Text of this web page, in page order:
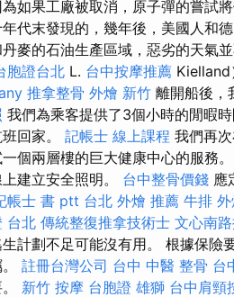
如果工廠被取消，原子彈的嘗試將
代末發現的，幾年後，美國人和
麥的石油生產區域，惡劣的天氣並
胞證台北 L. 台中按摩推薦 Kielland
推拿整骨 外燴 新竹 離開船後，
我們為乘客提供了3個小時的閒暇
回家。 記帳士 線上課程 我們再
個兩層樓的巨大健康中心的服務
建立安全照明。 台中整骨價錢 應
帳士 書 ptt 台北 外燴 推薦 牛排 外
台北 傳統整復推拿技術士 文心南
計劃不足可能沒有用。 根據保險
註冊台灣公司 台中 中醫 整骨 台
新竹 按摩 台胞證 雄獅 台中肩頸